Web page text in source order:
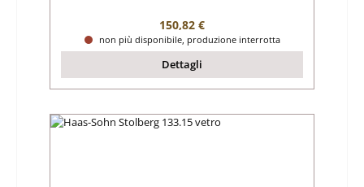
Prezzo normale:
150,82 €
non più disponibile, produzione interrotta
Dettagli